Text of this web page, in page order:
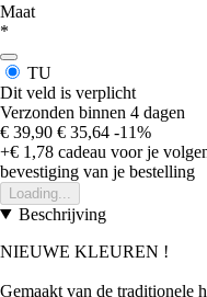
Maat
*
TU
Dit veld is verplicht
Verzonden binnen 4 dagen
€ 39,90 € 35,64 -11%
+€ 1,78 cadeau voor je
bevestiging van je bestelling
Loading...
Beschrijving
NIEUWE KLEUREN !
Gemaakt van de traditionele